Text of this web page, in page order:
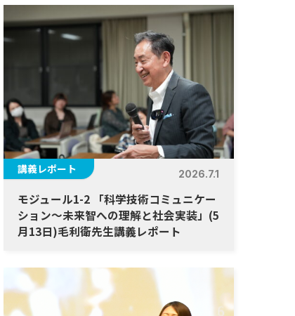
講義レポート 2026.7.1
モジュール1-2 「科学技術コミュニケー
ション～未来智への理解と社会実装」(5
月13日)毛利衛先生講義レポート